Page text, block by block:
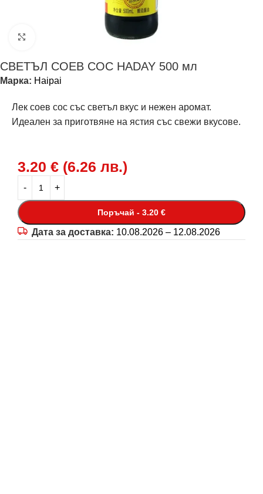
Щракнете за уголемяване
СВЕТЪЛ СОЕВ СОС HADAY 500 мл
Марка: Haipai
Лек соев сос със светъл вкус и нежен аромат.
Идеален за приготвяне на ястия със свежи вкусове.
3.20 € (6.26 лв.)
Поръчай - 3.20 €
Дата за доставка: 10.08.2026 – 12.08.2026